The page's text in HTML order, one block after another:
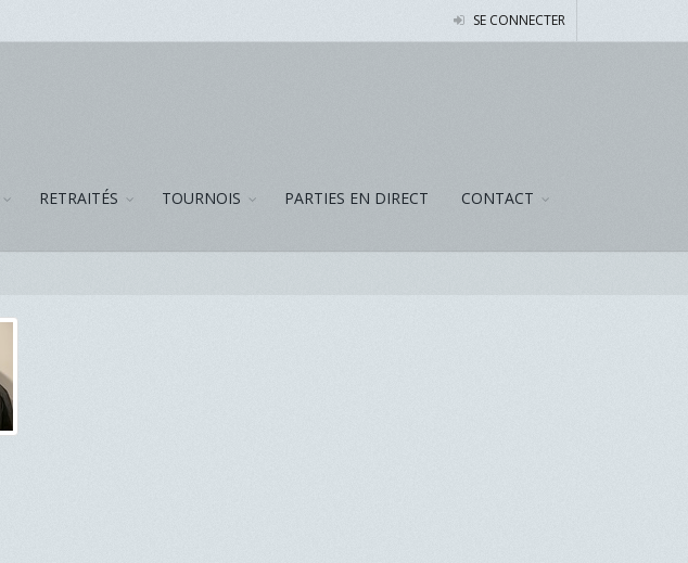
SE CONNECTER
RETRAITÉS TOURNOIS PARTIES EN DIRECT CONTACT